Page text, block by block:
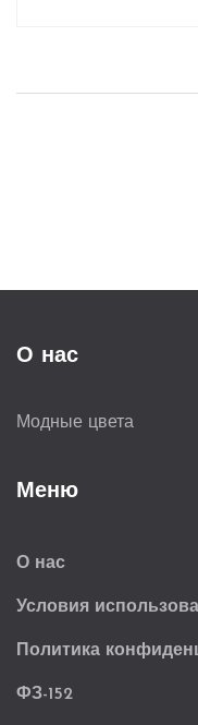
О нас
Модные цвета
Меню
О нас
Условия
Политика
ФЗ-152